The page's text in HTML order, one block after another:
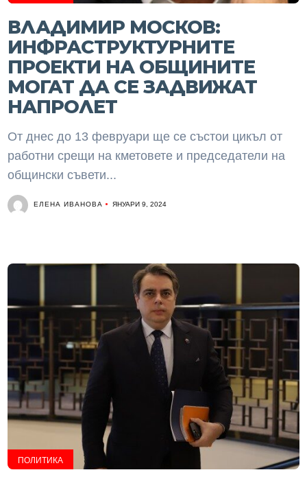
ВЛАДИМИР МОСКОВ:
ИНФРАСТРУКТУРНИТЕ
ПРОЕКТИ НА ОБЩИНИТЕ
МОГАТ ДА СЕ ЗАДВИЖАТ
НАПРОЛЕТ
От днес до 13 февруари ще се състои цикъл от
работни срещи на кметовете и председатели на
общински съвети...
ЕЛЕНА ИВАНОВА ЯНУАРИ 9, 2024
ПОЛИТИКА